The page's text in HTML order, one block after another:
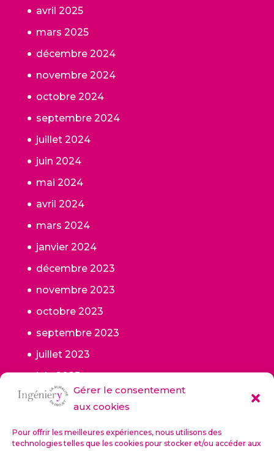
Gérer le consentement
aux cookies
Pour offrir les meilleures expériences, nous utilisons des
technologies telles que les cookies pour stocker et/ou accéder aux
avril 2025
mars 2025
décembre 2024
novembre 2024
octobre 2024
septembre 2024
juillet 2024
juin 2024
mai 2024
avril 2024
mars 2024
janvier 2024
décembre 2023
novembre 2023
octobre 2023
septembre 2023
juillet 2023
juin 2023
mai 2023
octobre 2022